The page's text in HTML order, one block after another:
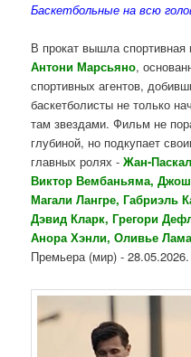
Баскетбольные на всю
В прокат вышла
Антони Марсьяно,
спортивных агентов,
баскетболисты не только
там звездами. Фильм не
глубиной, но подкупает
главных ролях -Жан-
Виктор Вембаньяма, Джош
Магали Лангре, Габриэль
Дэвид Кларк, Грегори
Анора Хэнли, Оливье
Премьера (мир) -